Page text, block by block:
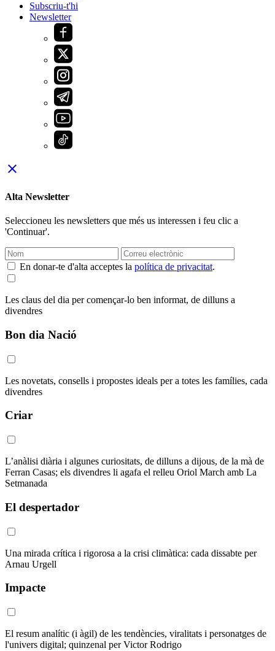
Subscriu-t'hi
Newsletter
close
Alta Newsletter
Seleccioneu les newsletters que més us interessen i feu clic a
'Continuar'.
En donar-te d'alta acceptes la política de privacitat.
Les claus del dia per començar-lo ben informat, de dilluns a
divendres
Bon dia Nació
Les novetats, consells i propostes ideals per a totes les famílies, cada
divendres
Criar
L’anàlisi diària i algunes curiositats, de dilluns a dijous, de la mà de
Ferran Casas; els divendres li agafa el relleu Oriol March amb La
Setmanada
El despertador
Una mirada crítica i rigorosa a la crisi climàtica: cada dissabte per
Arnau Urgell
Impacte
El resum analític (i àgil) de les tendències, viralitats i personatges de
l'univers digital; quinzenal per Victor Rodrigo